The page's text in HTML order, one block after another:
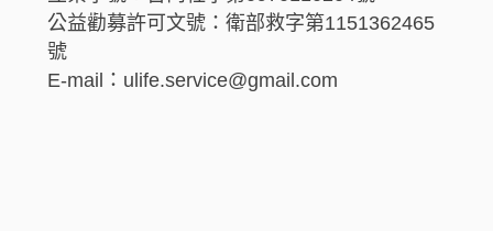
公益勸募許可文號：衛部救字第1151362465
號
E-mail：ulife.service@gmail.com